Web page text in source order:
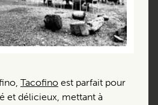
Tacofino est parfait pour
et délicieux, mettant à